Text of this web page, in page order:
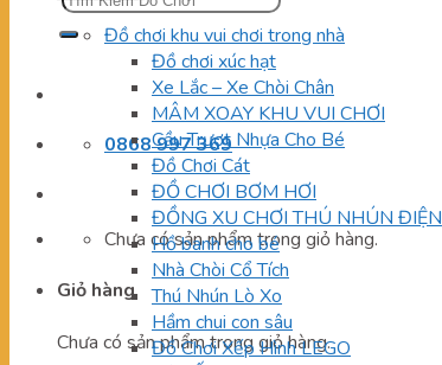
kiếm:
0868 997 369
Chưa có sản phẩm trong giỏ hàng.
Giỏ hàng
Chưa có sản phẩm trong giỏ hàng.
Đồ chơi khu vui chơi trong nhà
Đồ chơi xúc hạt
Xe Lắc – Xe Chòi Chân
MÂM XOAY KHU VUI CHƠI
Cầu Trượt Nhựa Cho Bé
Đồ Chơi Cát
ĐỒ CHƠI BƠM HƠI
ĐỒNG XU CHƠI THÚ NHÚN ĐIỆN
Hồ banh cho bé
Nhà Chòi Cổ Tích
Thú Nhún Lò Xo
Hầm chui con sâu
Đồ Chơi Xếp Hình LEGO